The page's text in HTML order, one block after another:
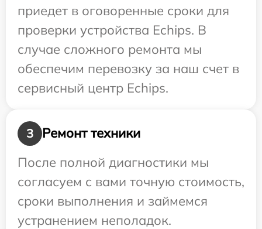
приедет в оговоренные сроки для
проверки устройства Echips. В
случае сложного ремонта мы
обеспечим перевозку за наш счет в
сервисный центр Echips.
3
Ремонт техники
После полной диагностики мы
согласуем с вами точную стоимость,
сроки выполнения и займемся
устранением неполадок.